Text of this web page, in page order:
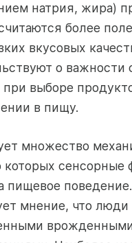
натрия, жира)
более
вкусовых
о важности
при выборе
в пищу.
множество
сенсорные
пищевое
мнение, что люди